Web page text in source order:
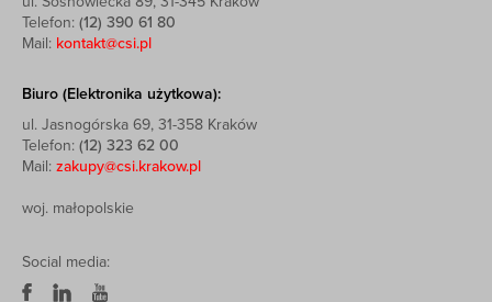
Telefon: (12) 390 61 80
Mail: kontakt@csi.pl
Biuro (Elektronika użytkowa):
ul. Jasnogórska 69, 31-358 Kraków
Telefon: (12) 323 62 00
Mail: zakupy@csi.krakow.pl
woj. małopolskie
Social media: